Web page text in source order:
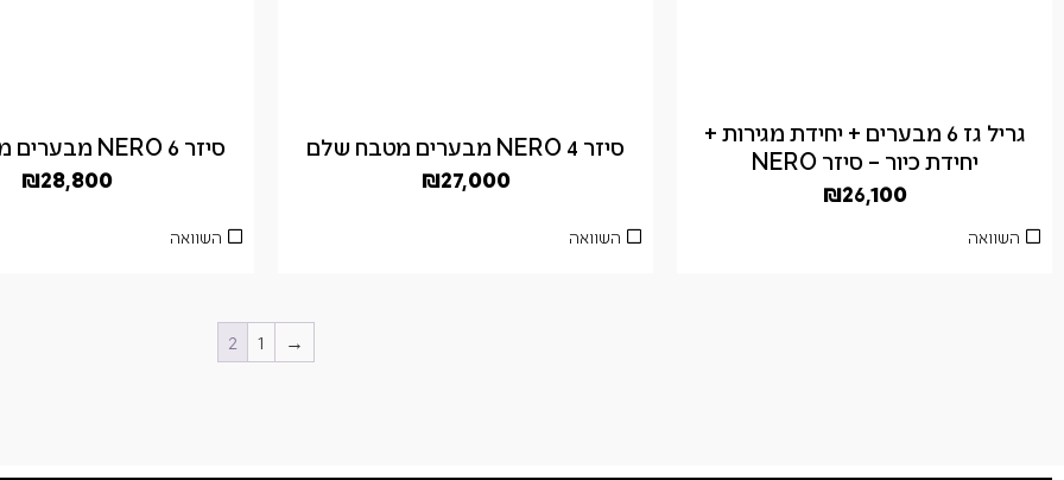
גריל גז 6 מבערים + יחידת מגירות +
יחידת כיור – סיזר NERO
₪26,100
השוואה
סיזר NERO 4 מבערים מטבח שלם
₪27,000
השוואה
סיזר NERO 6 מבערים מטבח שלם
₪28,800
השוואה
→
1
2